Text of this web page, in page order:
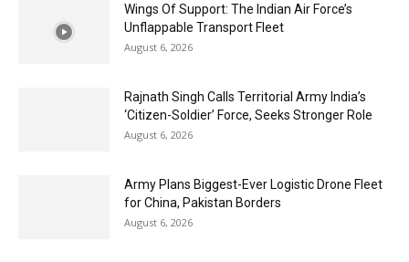
Wings Of Support: The Indian Air Force’s
Unflappable Transport Fleet
August 6, 2026
Rajnath Singh Calls Territorial Army India’s
‘Citizen-Soldier’ Force, Seeks Stronger Role
August 6, 2026
Army Plans Biggest-Ever Logistic Drone Fleet
for China, Pakistan Borders
August 6, 2026